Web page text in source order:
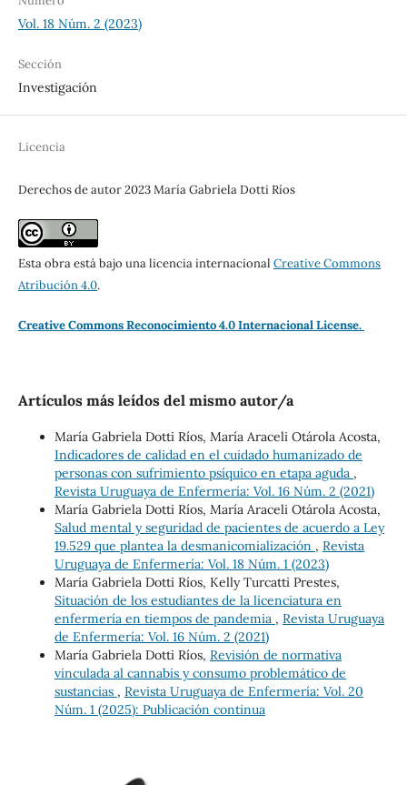
Vol. 18 Núm. 2 (2023)
Sección
Investigación
Licencia
Derechos de autor 2023 María Gabriela Dotti Ríos
Esta obra está bajo una licencia internacional Creative Commons
Atribución 4.0.
Creative Commons Reconocimiento 4.0 Internacional License.
Artículos más leídos del mismo autor/a
María Gabriela Dotti Ríos, María Araceli Otárola Acosta,
Indicadores de calidad en el cuidado humanizado de
personas con sufrimiento psíquico en etapa aguda ,
Revista Uruguaya de Enfermería: Vol. 16 Núm. 2 (2021)
María Gabriela Dotti Ríos, María Araceli Otárola Acosta,
Salud mental y seguridad de pacientes de acuerdo a Ley
19.529 que plantea la desmanicomialización , Revista
Uruguaya de Enfermería: Vol. 18 Núm. 1 (2023)
María Gabriela Dotti Ríos, Kelly Turcatti Prestes,
Situación de los estudiantes de la licenciatura en
enfermería en tiempos de pandemia , Revista Uruguaya
de Enfermería: Vol. 16 Núm. 2 (2021)
María Gabriela Dotti Ríos, Revisión de normativa
vinculada al cannabis y consumo problemático de
sustancias , Revista Uruguaya de Enfermería: Vol. 20
Núm. 1 (2025): Publicación continua